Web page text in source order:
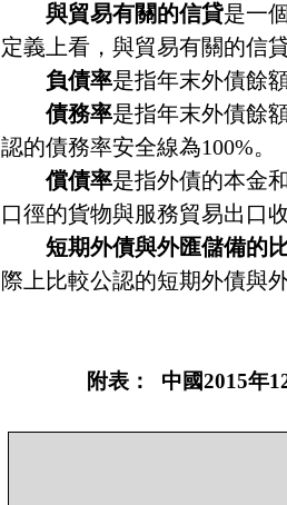
與貿易有關的信貸是一
定義上看，與貿易有關的信
負債率是指年末外債餘
債務率是指年末外債餘
認的債務率安全線為100%。
償債率是指外債的本金
口徑的貨物與服務貿易出口
短期外債與外匯儲備的
際上比較公認的短期外債與
附表： 中國2015年